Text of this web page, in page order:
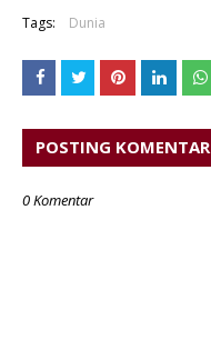
Tags: Dunia
POSTING KOMENTAR
0 Komentar